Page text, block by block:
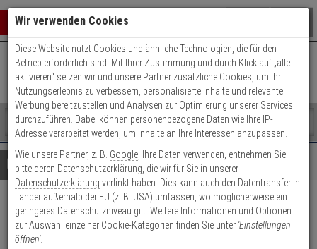
Warenkorb schließen
0 ARTIKEL IM WARENKORB
Ihr Warenkorb ist momentan leer.
Ergebnisse ()
Fertig
Shop
durchsuchen
Bitte
geben
Sie
mindestens
Zeichen
ein,
um
Es
wurde
noch
Kategorien
Suche
gestartet
+49 (0)821 899 493-0Mo. - Do.: 8:00 - 16:30 | Fr.: 8:00 - 14:00 Uhr
Kontaktservice nutzen
Details Beratung
Abus Bravus 2000
Doppelzylinder 45/50 vs. 3 Schl.
Wir verwenden Cookies
Diese Website nutzt Cookies und ähnliche Technologien, die für den
Betrieb erforderlich sind. Mit Ihrer Zustimmung und durch Klick auf „alle
aktivieren“ setzen wir und unsere Partner zusätzliche Cookies, um Ihr
Nutzungserlebnis zu verbessern, personalisierte Inhalte und relevante
Werbung bereitzustellen und Analysen zur Optimierung unserer Services
durchzuführen. Dabei können personenbezogene Daten wie Ihre IP-
Adresse verarbeitet werden, um Inhalte an Ihre Interessen anzupassen.
Wie unsere Partner, z. B. Google , Ihre Daten verwenden, entnehmen Sie
bitte deren Datenschutzerklärung, die wir für Sie in unserer
Datenschutzerklärung verlinkt haben. Dies kann auch den Datentransfer in
Länder außerhalb der EU (z. B. USA) umfassen, wo möglicherweise ein
geringeres Datenschutzniveau gilt. Weitere Informationen und Optionen
zur Auswahl einzelner Cookie-Kategorien finden Sie unter 'Einstellungen
öffnen'.